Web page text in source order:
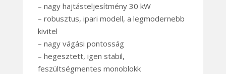
– nagy hajtásteljesítmény 30 kW
– robusztus, ipari modell, a legmodernebb
kivitel
– nagy vágási pontosság
– hegesztett, igen stabil,
feszültségmentes monoblokk